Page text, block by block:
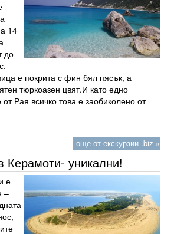
14
до
е покрита с фин бял пясък, а
тюркоазен цвят.И като едно
Рая всичко това е заобиколено от
още от екскурзии .biz »
Керамоти- уникални!
е
–